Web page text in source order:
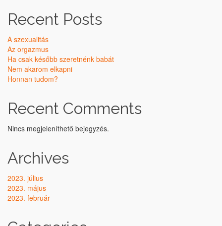
Recent Posts
A szexualitás
Az orgazmus
Ha csak később szeretnénk babát
Nem akarom elkapni
Honnan tudom?
Recent Comments
Nincs megjeleníthető bejegyzés.
Archives
2023. július
2023. május
2023. február